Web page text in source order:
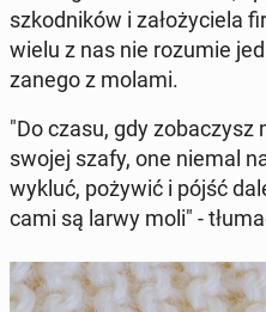
szkod­ni­ków i za­ło­ży­cie­la
wielu z nas nie rozumie
za­ne­go z molami.
"Do czasu, gdy zo­ba­czysz
swojej szafy, one niemal
wykluć, pożywić i pójść
ca­mi są larwy moli" -